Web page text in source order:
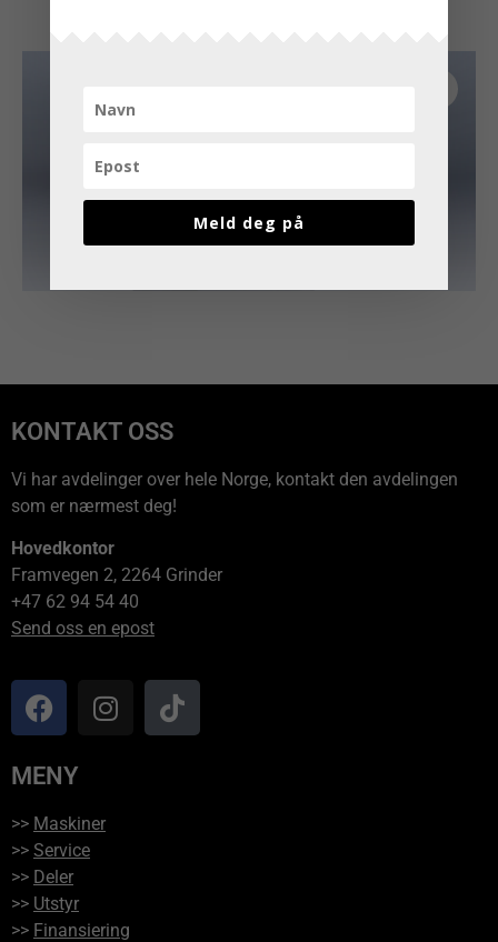
KONTAKT OSS
Vi har avdelinger over hele Norge, kontakt den avdelingen
som er nærmest deg!
Hovedkontor
Framvegen 2, 2264 Grinder
+47 62 94 54 40
Send oss en epost
MENY
>> Maskiner
>> Service
>> Deler
>> Utstyr
>> Finansiering
Meld deg på